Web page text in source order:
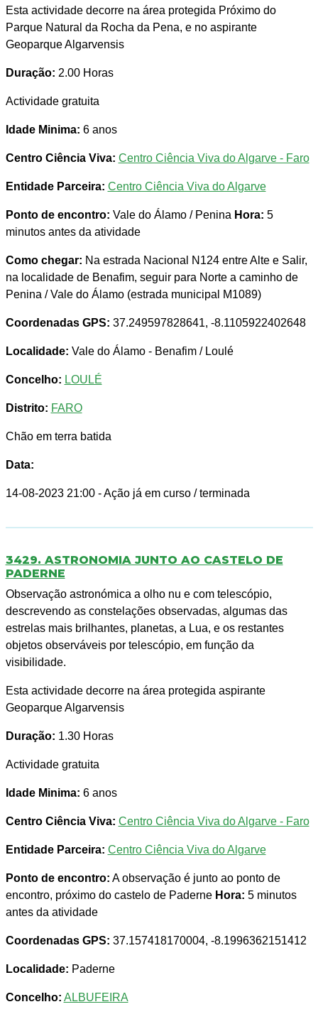
Esta actividade decorre na área protegida Próximo do
Parque Natural da Rocha da Pena, e no aspirante
Geoparque Algarvensis
Duração: 2.00 Horas
Actividade gratuita
Idade Minima: 6 anos
Centro Ciência Viva: Centro Ciência Viva do Algarve - Faro
Entidade Parceira: Centro Ciência Viva do Algarve
Ponto de encontro: Vale do Álamo / Penina Hora: 5
minutos antes da atividade
Como chegar: Na estrada Nacional N124 entre Alte e Salir,
na localidade de Benafim, seguir para Norte a caminho de
Penina / Vale do Álamo (estrada municipal M1089)
Coordenadas GPS: 37.249597828641, -8.1105922402648
Localidade: Vale do Álamo - Benafim / Loulé
Concelho: LOULÉ
Distrito: FARO
Chão em terra batida
Data:
14-08-2023 21:00 - Ação já em curso / terminada
3429. ASTRONOMIA JUNTO AO CASTELO DE
PADERNE
Observação astronómica a olho nu e com telescópio,
descrevendo as constelações observadas, algumas das
estrelas mais brilhantes, planetas, a Lua, e os restantes
objetos observáveis por telescópio, em função da
visibilidade.
Esta actividade decorre na área protegida aspirante
Geoparque Algarvensis
Duração: 1.30 Horas
Actividade gratuita
Idade Minima: 6 anos
Centro Ciência Viva: Centro Ciência Viva do Algarve - Faro
Entidade Parceira: Centro Ciência Viva do Algarve
Ponto de encontro: A observação é junto ao ponto de
encontro, próximo do castelo de Paderne Hora: 5 minutos
antes da atividade
Coordenadas GPS: 37.157418170004, -8.1996362151412
Localidade: Paderne
Concelho: ALBUFEIRA